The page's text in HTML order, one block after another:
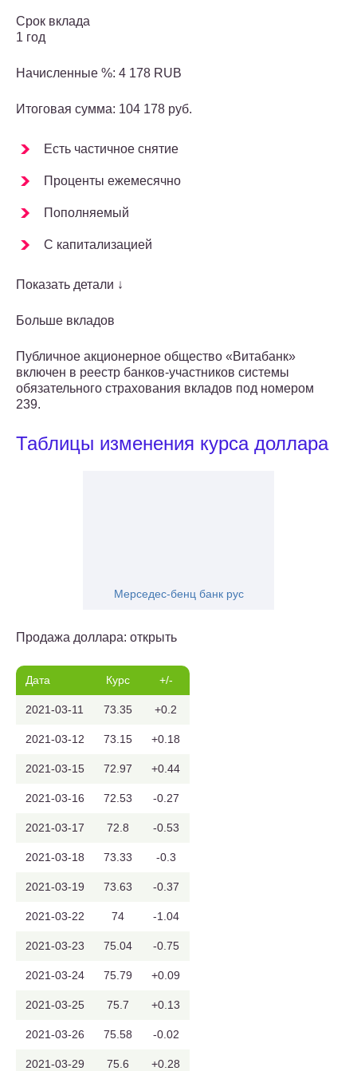
Срок вклада
1 год
Начисленные %: 4 178 RUB
Итоговая сумма: 104 178 руб.
Есть частичное снятие
Проценты ежемесячно
Пополняемый
С капитализацией
Показать детали ↓
Больше вкладов
Публичное акционерное общество «Витабанк»
включен в реестр банков-участников системы
обязательного страхования вкладов под номером
239.
Таблицы изменения курса доллара
Мерседес-бенц банк рус
Продажа доллара: открыть
Дата Курс +/-
2021-03-11 73.35 +0.2
2021-03-12 73.15 +0.18
2021-03-15 72.97 +0.44
2021-03-16 72.53 -0.27
2021-03-17 72.8 -0.53
2021-03-18 73.33 -0.3
2021-03-19 73.63 -0.37
2021-03-22 74 -1.04
2021-03-23 75.04 -0.75
2021-03-24 75.79 +0.09
2021-03-25 75.7 +0.13
2021-03-26 75.58 -0.02
2021-03-29 75.6 +0.28